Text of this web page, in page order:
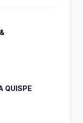
QUISPE